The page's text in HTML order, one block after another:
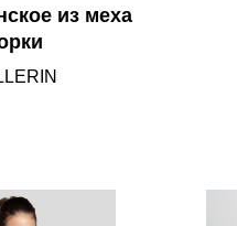
из меха